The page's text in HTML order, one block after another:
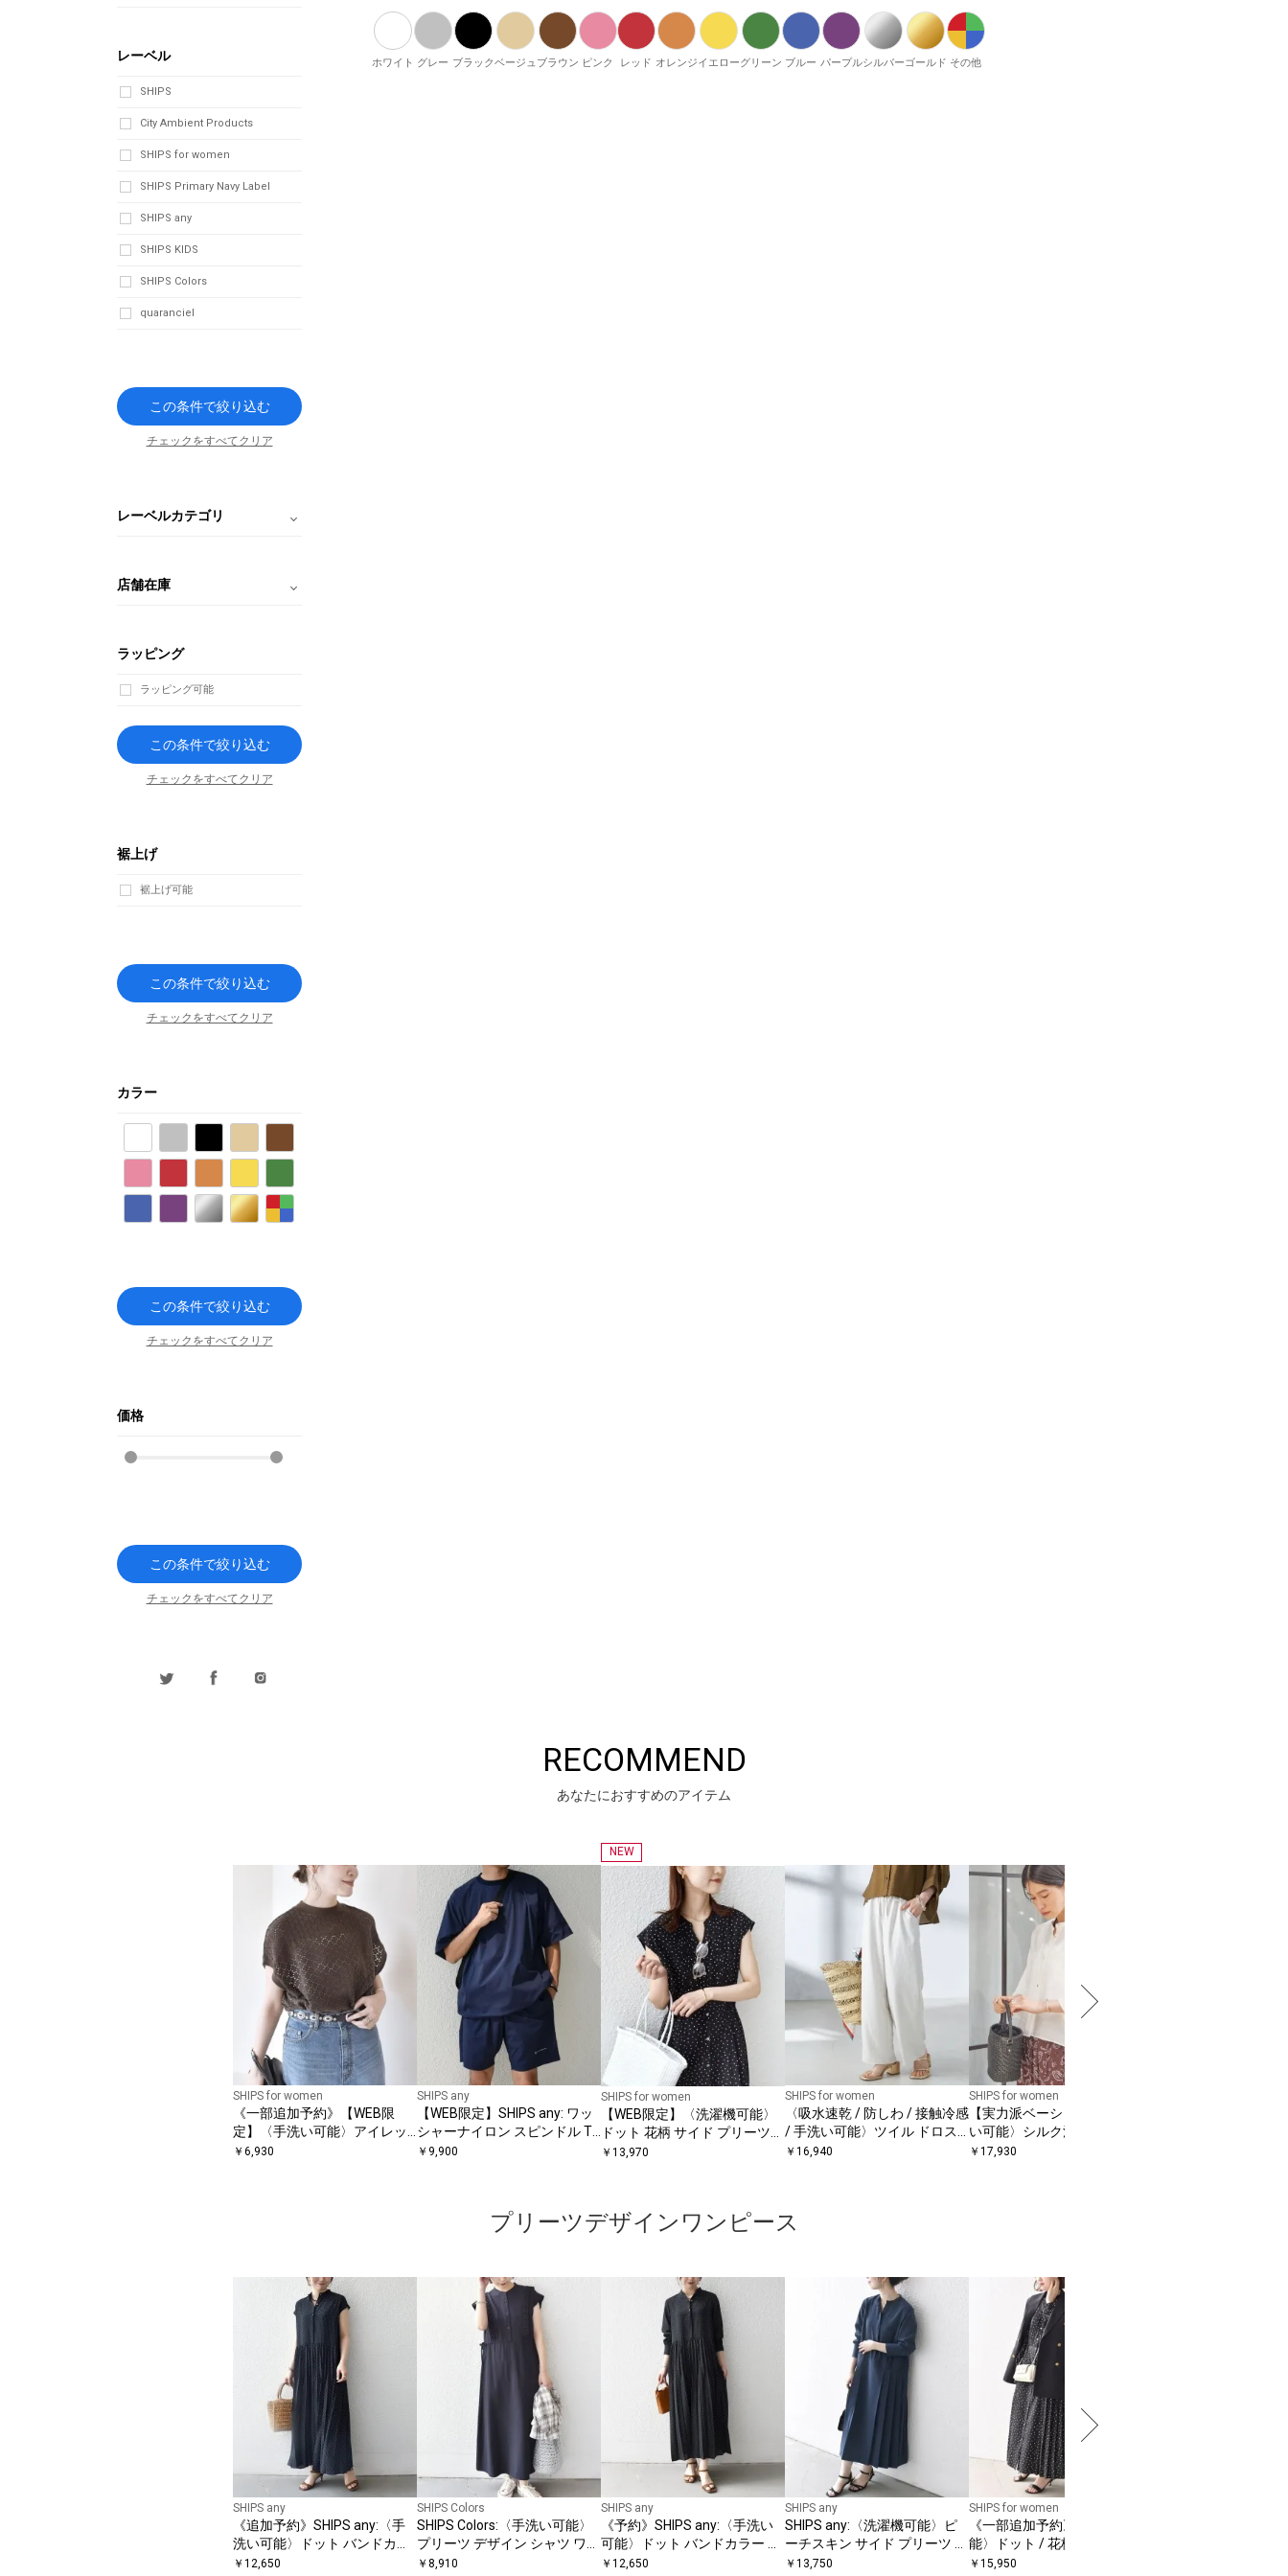
ホワイト グレー ブラックベージュブラウン ピンク レッド オレンジイエローグリーン ブルー パープルシルバーゴールド その他
レーベル
SHIPS
City Ambient Products
SHIPS for women
SHIPS Primary Navy Label
SHIPS any
SHIPS KIDS
SHIPS Colors
quaranciel
この条件で絞り込む
チェックをすべてクリア
レーベルカテゴリ
店舗在庫
ラッピング
ラッピング可能
この条件で絞り込む
チェックをすべてクリア
裾上げ
裾上げ可能
この条件で絞り込む
チェックをすべてクリア
カラー
パープル シルバー ゴールド
この条件で絞り込む
チェックをすべてクリア
価格
この条件で絞り込む
チェックをすべてクリア
RECOMMEND
あなたにおすすめのアイテム
SHIPS for women
《一部追加予約》【WEB限
定】〈手洗い可能〉アイレッ
ト クルーネック プルオーバー
￥ 6,930
SHIPS any
【WEB限定】SHIPS any: ワッ
シャーナイロン スピンドル T
シャツ＋イージーショーツ セ
￥ 9,900
NEW
SHIPS for women
【WEB限定】〈洗濯機可能〉
ドット 花柄 サイド プリーツ
フレンチスリーブ ワンピース
￥ 13,970
SHIPS for women
〈吸水速乾 / 防しわ / 接触冷感
/ 手洗い可能〉ツイル ドロス
ト パンツ
￥ 16,940
SHIPS for women
【実力派ベーシック】〈手洗
い可能〉シルク混 シアー 羽織
シャツ
￥ 17,930
プリーツデザインワンピース
SHIPS any
《追加予約》SHIPS any:〈手
洗い可能〉ドット バンドカラ
ー フレンチ プリーツ ロング
￥ 12,650
SHIPS Colors
SHIPS Colors:〈手洗い可能〉
プリーツ デザイン シャツ ワン
ピース2◇
￥ 8,910
SHIPS any
《予約》SHIPS any:〈手洗い
可能〉ドット バンドカラー プ
リーツ ロング ワンピース
￥ 12,650
SHIPS any
SHIPS any:〈洗濯機可能〉ピ
ーチスキン サイド プリーツ バ
ンドカラー シャツ ワンピース
￥ 13,750
SHIPS for women
《一部追加予約》〈手洗い可
能〉ドット / 花柄 バンドカラ
ー サイド プリーツ ワンピース
￥ 15,950